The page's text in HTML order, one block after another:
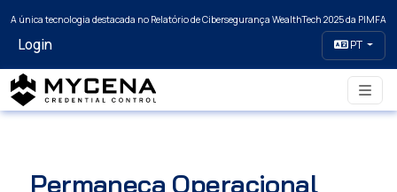
A única tecnologia destacada no Relatório de Cibersegurança WealthTech 2025 da PIMFA
Login PT
Permaneça Operacional